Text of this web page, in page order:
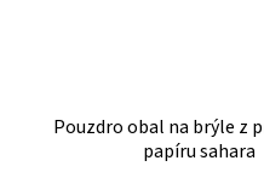
Pouzdro obal na brýle z
papíru sahara